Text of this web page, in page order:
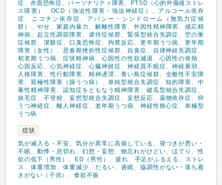
症、赤面恐怖症、パーソナリティ障害、
PTSD（心的外傷後ストレ
ス障害） 、 OCD（強迫性障害・強迫神経症） 、 アルコール依存
症 、 ニコチン依存症 、 アパシー・シンドローム（無気力症候
群） 、 やせ、 家庭内暴力 、 解離性障害、 外因性精神障害、感応精
神病、 起立性調節障害、 虐待症候群、 緊張型統合失調症、 空の巣
症候群、 潔癖症、 口臭恐怖症、 拘禁反応、 更年期うつ病、更年期
障害（女性） 、 思春期挫折性症候群、 自臭症、 自律神経失調症、
初老期うつ病、 症状精神病、 心因性の性欲減退 、 心因性の発熱、
心因反応、 心気神経症、 心臓神経症、 神経質不眠症、神経衰弱、
人格障害、性行動障害、 精神遅滞、 青い鳥症候群、 全般性不安障
害、 双極性障害（躁うつ病） 、 単純型統合失調症、知的障害、中
毒性精神障害、 認知症をともなう精神障害、 破瓜型統合失調症、
抜毛症、 不登校、 妄想型統合失調症、 妄想反応、 薬物依存症、抑
うつ神経症、 離人神経症、 老年期うつ病、 神経性狭心症、単極型
うつ病
症状
気が滅入る・不安、 気分が異常に高揚している 、 寝つきが悪い・
不眠、 動悸・息切れ、 幻想・妄想 、 物忘れがひどい、ほてり 、性
欲の低下（男性） 、 ED（男性） 、疲れ、 手足がふるえる 、 ストレ
ス 、 体重増加 、 体重減少、 だるい、 過眠、 協調性がない・落ち着
きがない（子供） 、食欲不振